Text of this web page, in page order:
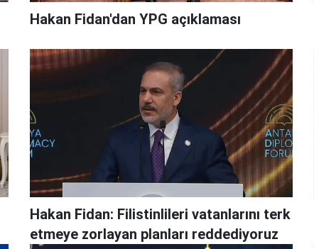
Hakan Fidan'dan YPG açıklaması
Hakan Fidan: Filistinlileri vatanlarını terk
etmeye zorlayan planları reddediyoruz